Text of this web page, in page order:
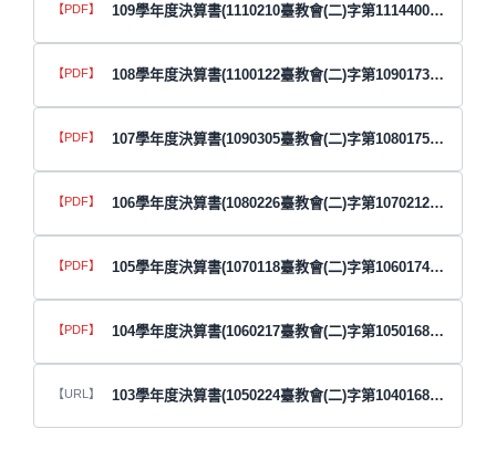
109學年度決算書(1110210臺教會(二)字第1114400017號函)
108學年度決算書(1100122臺教會(二)字第1090173207號函)
107學年度決算書(1090305臺教會(二)字第1080175721號函)
106學年度決算書(1080226臺教會(二)字第1070212416號函)
105學年度決算書(1070118臺教會(二)字第1060174239號函)
104學年度決算書(1060217臺教會(二)字第1050168581號函)
103學年度決算書(1050224臺教會(二)字第1040168486號函)